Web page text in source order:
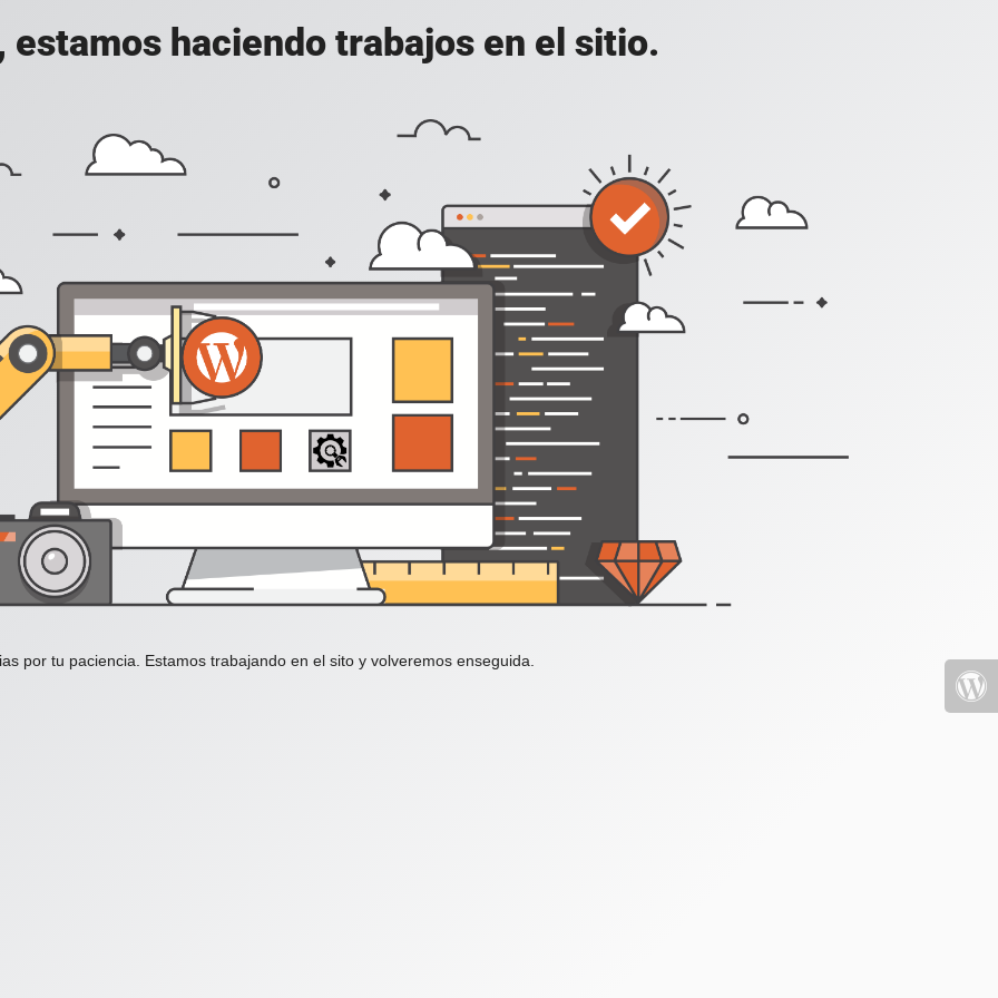
estamos haciendo trabajos en el sitio.
por tu paciencia. Estamos trabajando en el sito y volveremos enseguida.